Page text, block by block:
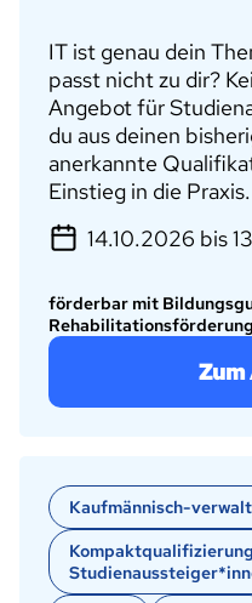
IT ist genau dein
passt nicht zu dir?
Angebot für
du aus deinen
anerkannte
Einstieg in die Praxis.
14.10.2026 bis
förderbar mit
Rehabilitationsförderung
Kaufmännisch-